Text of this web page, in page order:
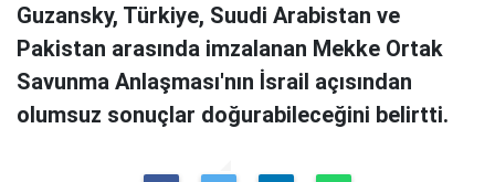
Guzansky, Türkiye, Suudi Arabistan ve
Pakistan arasında imzalanan Mekke Ortak
Savunma Anlaşması'nın İsrail açısından
olumsuz sonuçlar doğurabileceğini belirtti.